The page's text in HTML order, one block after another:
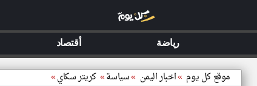
موقع كل يوم »اخبار اليمن »سياسة» كريتر سكاي»
رياضة أقتصاد